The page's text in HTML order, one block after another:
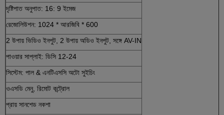
দৃষ্টিপাত অনুপাত: 16: 9 ইমেজ
রেজোলিউশন: 1024 * আরজিবি * 600
2 উপায় ভিডিও ইনপুট, 2 উপায় অডিও ইনপুট, সঙ্গে AV-IN
পাওয়ার সাপ্লাই: ডিসি 12-24
সিস্টেম: পাল & এনটিএসসি অটো সুইচিং
ওএসডি মেনু, রিমোট কন্ট্রোল
প্রায় সানশেড নকশা